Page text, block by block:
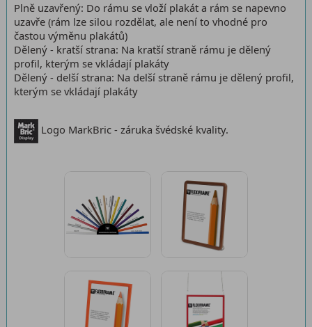
Plně uzavřený: Do rámu se vloží plakát a rám se napevno
uzavře (rám lze silou rozdělat, ale není to vhodné pro
častou výměnu plakátů)
Dělený - kratší strana: Na kratší straně rámu je dělený
profil, kterým se vkládají plakáty
Dělený - delší strana: Na delší straně rámu je dělený profil,
kterým se vkládají plakáty
Logo MarkBric - záruka švédské kvality.